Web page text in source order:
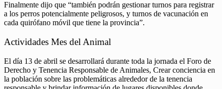
Finalmente dijo que “también podrán gestionar turnos para registrar
a los perros potencialmente peligrosos, y turnos de vacunación en
cada quirófano móvil que tiene la provincia”.
Actividades Mes del Animal
El día 13 de abril se desarrollará durante toda la jornada el Foro de
Derecho y Tenencia Responsable de Animales, Crear conciencia en
la población sobre las problemáticas alrededor de la tenencia